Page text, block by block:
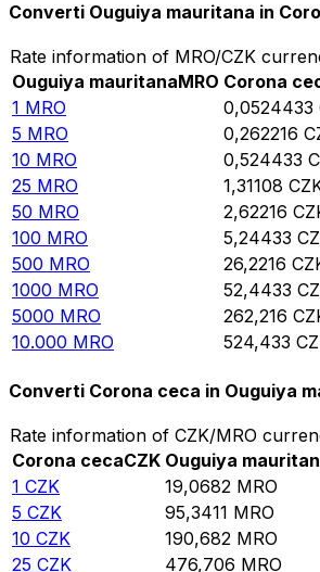
Converti Ouguiya mauritana in
Rate information of MRO/CZK
Ouguiya mauritanaMRO Corona
1 MRO 0,0524433
5 MRO 0,262216
10 MRO 0,524433
25 MRO 1,31108
50 MRO 2,62216
100 MRO 5,24433
500 MRO 26,2216
1000 MRO 52,4433
5000 MRO 262,216
10.000 MRO 524,433
Converti Corona ceca in Ouguiya
Rate information of CZK/MRO
Corona cecaCZK Ouguiya
1 CZK 19,0682 MRO
5 CZK 95,3411 MRO
10 CZK 190,682 MRO
25 CZK 476,706 MRO